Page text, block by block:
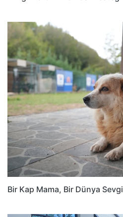
Bir Kap Mama, Bir Dünya Sevgi